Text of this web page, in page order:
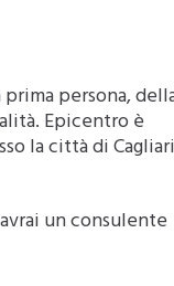
persona,
Epicentro è
la città di
avrai un consulente